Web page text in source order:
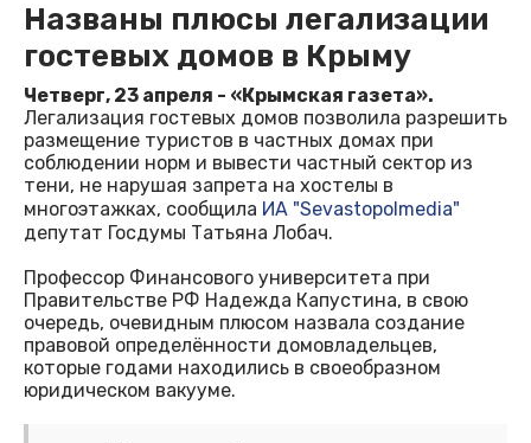
Названы плюсы легализации
гостевых домов в Крыму
Четверг, 23 апреля - «Крымская газета».
Легализация гостевых домов позволила разрешить
размещение туристов в частных домах при
соблюдении норм и вывести частный сектор из
тени, не нарушая запрета на хостелы в
многоэтажках, сообщила ИА "Sevastopolmedia"
депутат Госдумы Татьяна Лобач.
Профессор Финансового университета при
Правительстве РФ Надежда Капустина, в свою
очередь, очевидным плюсом назвала создание
правовой определённости домовладельцев,
которые годами находились в своеобразном
юридическом вакууме.